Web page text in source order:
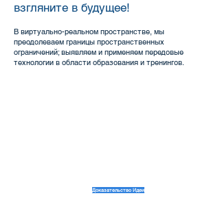
взгляните в будущее!
В виртуально-реальном пространстве, мы
преодолеваем границы пространственных
ограничений; выявляем и применяем передовые
технологии в области образования и тренингов.
Доказательство Идеи